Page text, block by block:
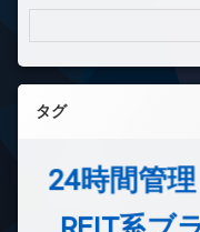
タグ
24時間管理